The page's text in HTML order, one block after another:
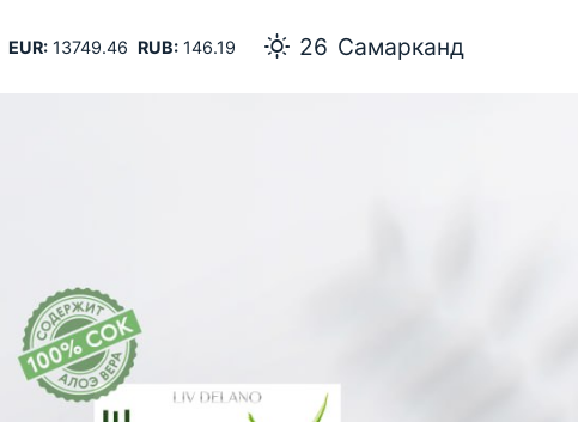
EUR:13749.46 RUB:146.19 26 Самарканд